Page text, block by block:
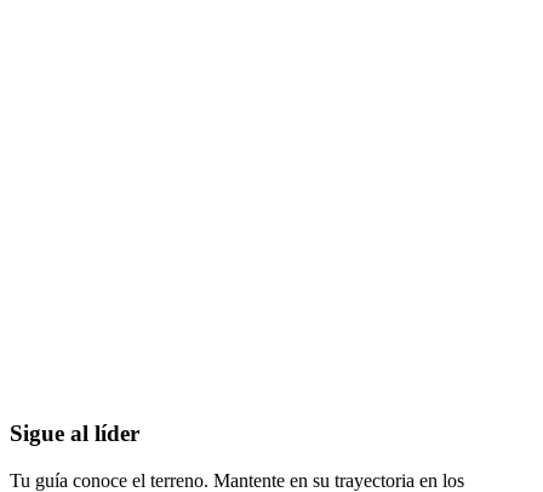
Sigue al líder
Tu guía conoce el terreno. Mantente en su trayectoria en los